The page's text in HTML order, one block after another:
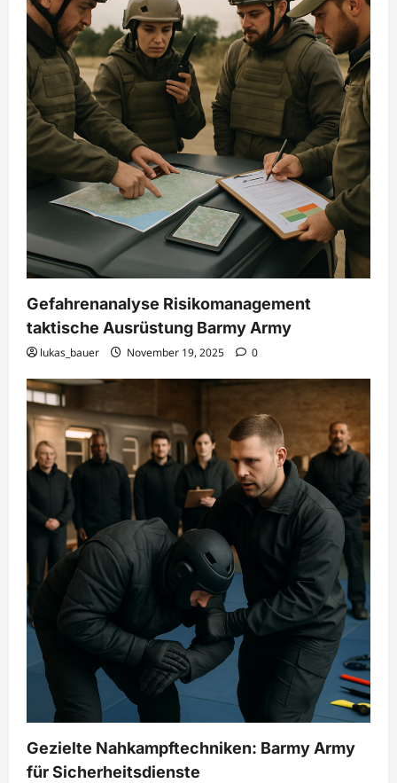
Gefahrenanalyse Risikomanagement
taktische Ausrüstung Barmy Army
lukas_bauer November 19, 2025 0
Gezielte Nahkampftechniken: Barmy Army
für Sicherheitsdienste